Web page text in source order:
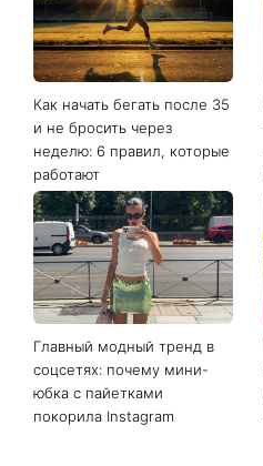
Как начать бегать после 35
и не бросить через
неделю: 6 правил, которые
работают
Главный модный тренд в
соцсетях: почему мини-
юбка с пайетками
покорила Instagram